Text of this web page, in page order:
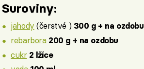
Suroviny:
jahody (čerstvé ) 300 g + na ozdobu
rebarbora 200 g + na ozdobu
cukr 2 lžíce